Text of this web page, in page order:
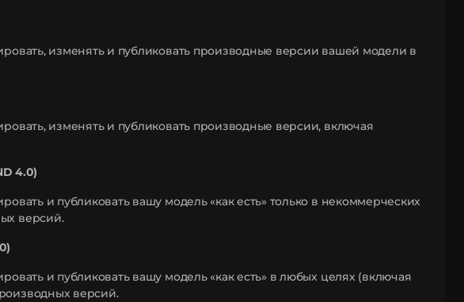
изменять и публиковать производные версии вашей модели в
изменять и публиковать производные версии, включая
4.0)
и публиковать вашу модель «как есть» только в некоммерческих
версий.
и публиковать вашу модель «как есть» в любых целях (включая
версий.